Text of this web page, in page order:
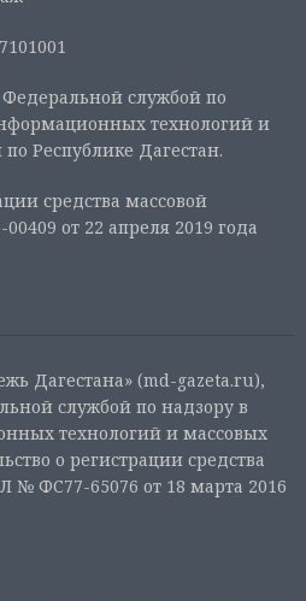
Федеральной службой по
технологий и
Республике Дагестан.
средства массовой
от 22 апреля 2019 года
Дагестана» (md-gazeta.ru),
службой по надзору в
технологий и массовых
о регистрации средства
№ ФС77-65076 от 18 марта 2016